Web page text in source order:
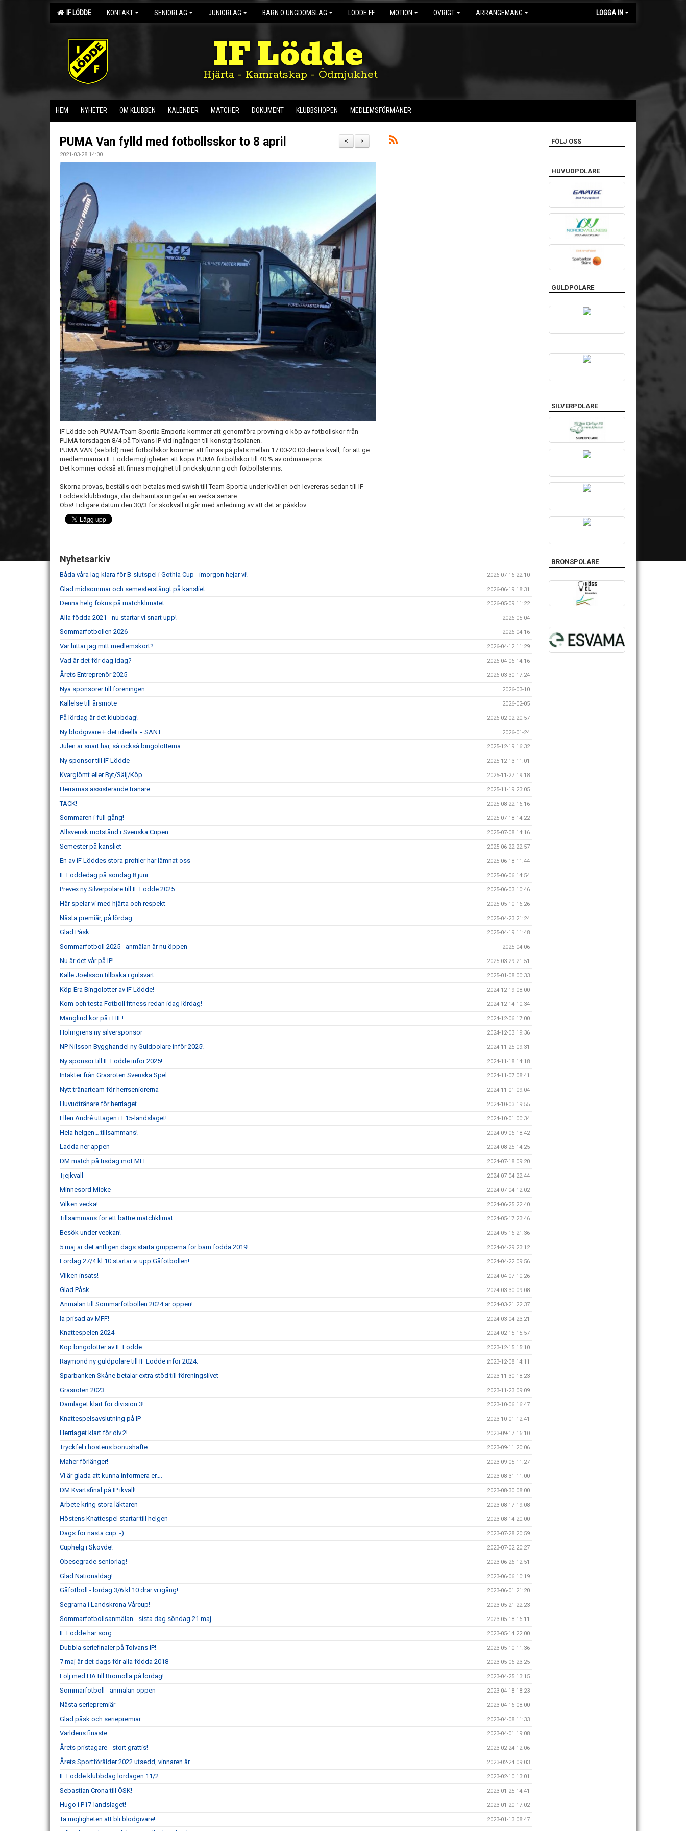
IF LÖDDE KONTAKT SENIORLAG JUNIORLAG BARN O UNGDOMSLAG LÖDDE FF MOTION ÖVRIGT ARRANGEMANG LOGGA IN
IF Lödde
Hjärta - Kamratskap - Ödmjukhet
HEM NYHETER OM KLUBBEN KALENDER MATCHER DOKUMENT KLUBBSHOPEN MEDLEMSFÖRMÅNER
>
<
PUMA Van fylld med fotbollsskor to 8 april
2021-03-28 14:00
IF Lödde och PUMA/Team Sportia Emporia kommer att genomföra provning o köp av fotbollskor från
PUMA torsdagen 8/4 på Tolvans IP vid ingången till konstgräsplanen.
PUMA VAN (se bild) med fotbollskor kommer att finnas på plats mellan 17:00-20:00 denna kväll, för att ge
medlemmarna i IF Lödde möjligheten att köpa PUMA fotbollskor till 40 % av ordinarie pris.
Det kommer också att finnas möjlighet till prickskjutning och fotbollstennis.
Skorna provas, beställs och betalas med swish till Team Sportia under kvällen och levereras sedan till IF
Löddes klubbstuga, där de hämtas ungefär en vecka senare.
Obs! Tidigare datum den 30/3 för skokväll utgår med anledning av att det är påsklov.
Nyhetsarkiv
Båda våra lag klara för B-slutspel i Gothia Cup - imorgon hejar vi! 2026-07-16 22:10
Glad midsommar och semesterstängt på kansliet 2026-06-19 18:31
Denna helg fokus på matchklimatet 2026-05-09 11:22
Alla födda 2021 - nu startar vi snart upp! 2026-05-04
Sommarfotbollen 2026 2026-04-16
Var hittar jag mitt medlemskort? 2026-04-12 11:29
Vad är det för dag idag? 2026-04-06 14:16
Årets Entreprenör 2025 2026-03-30 17:24
Nya sponsorer till föreningen 2026-03-10
Kallelse till årsmöte 2026-02-05
På lördag är det klubbdag! 2026-02-02 20:57
Ny blodgivare + det ideella = SANT 2026-01-24
Julen är snart här, så också bingolotterna 2025-12-19 16:32
Ny sponsor till IF Lödde 2025-12-13 11:01
Kvarglömt eller Byt/Sälj/Köp 2025-11-27 19:18
Herrarnas assisterande tränare 2025-11-19 23:05
TACK! 2025-08-22 16:16
Sommaren i full gång! 2025-07-18 14:22
Allsvensk motstånd i Svenska Cupen 2025-07-08 14:16
Semester på kansliet 2025-06-22 22:57
En av IF Löddes stora profiler har lämnat oss 2025-06-18 11:44
IF Löddedag på söndag 8 juni 2025-06-06 14:54
Prevex ny Silverpolare till IF Lödde 2025 2025-06-03 10:46
Här spelar vi med hjärta och respekt 2025-05-10 16:26
Nästa premiär, på lördag 2025-04-23 21:24
Glad Påsk 2025-04-19 11:48
Sommarfotboll 2025 - anmälan är nu öppen 2025-04-06
Nu är det vår på IP! 2025-03-29 21:51
Kalle Joelsson tillbaka i gulsvart 2025-01-08 00:33
Köp Era Bingolotter av IF Lödde! 2024-12-19 08:00
Kom och testa Fotboll fitness redan idag lördag! 2024-12-14 10:34
Manglind kör på i HIF! 2024-12-06 17:00
Holmgrens ny silversponsor 2024-12-03 19:36
NP Nilsson Bygghandel ny Guldpolare inför 2025! 2024-11-25 09:31
Ny sponsor till IF Lödde inför 2025! 2024-11-18 14:18
Intäkter från Gräsroten Svenska Spel 2024-11-07 08:41
Nytt tränarteam för herrseniorerna 2024-11-01 09:04
Huvudtränare för herrlaget 2024-10-03 19:55
Ellen André uttagen i F15-landslaget! 2024-10-01 00:34
Hela helgen….tillsammans! 2024-09-06 18:42
Ladda ner appen 2024-08-25 14:25
DM match på tisdag mot MFF 2024-07-18 09:20
Tjejkväll 2024-07-04 22:44
Minnesord Micke 2024-07-04 12:02
Vilken vecka! 2024-06-25 22:40
Tillsammans för ett bättre matchklimat 2024-05-17 23:46
Besök under veckan! 2024-05-16 21:36
5 maj är det äntligen dags starta grupperna för barn födda 2019! 2024-04-29 23:12
Lördag 27/4 kl 10 startar vi upp Gåfotbollen! 2024-04-22 09:56
Vilken insats! 2024-04-07 10:26
Glad Påsk 2024-03-30 09:08
Anmälan till Sommarfotbollen 2024 är öppen! 2024-03-21 22:37
Ia prisad av MFF! 2024-03-04 23:21
Knattespelen 2024 2024-02-15 15:57
Köp bingolotter av IF Lödde 2023-12-15 15:10
Raymond ny guldpolare till IF Lödde inför 2024. 2023-12-08 14:11
Sparbanken Skåne betalar extra stöd till föreningslivet 2023-11-30 18:23
Gräsroten 2023 2023-11-23 09:09
Damlaget klart för division 3! 2023-10-06 16:47
Knattespelsavslutning på IP 2023-10-01 12:41
Herrlaget klart för div.2! 2023-09-17 16:10
Tryckfel i höstens bonushäfte. 2023-09-11 20:06
Maher förlänger! 2023-09-05 11:27
Vi är glada att kunna informera er…. 2023-08-31 11:00
DM Kvartsfinal på IP ikväll! 2023-08-30 08:00
Arbete kring stora läktaren 2023-08-17 19:08
Höstens Knattespel startar till helgen 2023-08-14 20:00
Dags för nästa cup :-) 2023-07-28 20:59
Cuphelg i Skövde! 2023-07-02 20:27
Obesegrade seniorlag! 2023-06-26 12:51
Glad Nationaldag! 2023-06-06 10:19
Gåfotboll - lördag 3/6 kl 10 drar vi igång! 2023-06-01 21:20
Segrarna i Landskrona Vårcup! 2023-05-21 22:23
Sommarfotbollsanmälan - sista dag söndag 21 maj 2023-05-18 16:11
IF Lödde har sorg 2023-05-14 22:00
Dubbla seriefinaler på Tolvans IP! 2023-05-10 11:36
7 maj är det dags för alla födda 2018 2023-05-06 23:25
Följ med HA till Bromölla på lördag! 2023-04-25 13:15
Sommarfotboll - anmälan öppen 2023-04-18 18:23
Nästa seriepremiär 2023-04-16 08:00
Glad påsk och seriepremiär 2023-04-08 11:33
Världens finaste 2023-04-01 19:08
Årets pristagare - stort grattis! 2023-02-24 12:06
Årets Sportförälder 2022 utsedd, vinnaren är..... 2023-02-24 09:03
IF Lödde klubbdag lördagen 11/2 2023-02-10 13:01
Sebastian Crona till ÖSK! 2023-01-25 14:41
Hugo i P17-landslaget! 2023-01-20 17:02
Ta möjligheten att bli blodgivare! 2023-01-13 08:47
FÖLJ OSS
HUVUDPOLARE
GULDPOLARE
SILVERPOLARE
BRONSPOLARE